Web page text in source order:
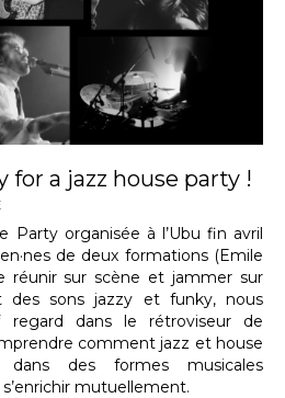
for a jazz house party !
Party organisée à l’Ubu fin avril
de deux formations (Emile
réunir sur scène et jammer sur
des sons jazzy et funky, nous
dans le rétroviseur de
comment jazz et house
des formes musicales
mutuellement.